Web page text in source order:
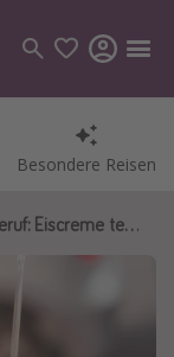
Besondere Reisen
Besondere Reisen
Traumberuf: Eiscreme testen